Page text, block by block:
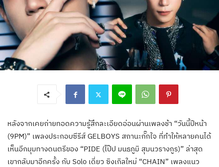
หลังจากเคยถ่ายทอดความรู้สึกละเอียดอ่อนผ่านเพลงช้า “วันนี้ปีหน้า
(9PM)” เพลงประกอบซีรีส์ GELBOYS สถานะกั๊กใจ ที่ทำให้หลายคนได้
เห็นอีกมุมทางดนตรีของ “PIDE (ไป๊ป มนธภูมิ สุมนวรางกูร)” ล่าสุด
เขากลับมาอีกครั้ง กับ Solo เดี่ยว ซิงเกิลใหม่ “CHAIN” เพลงแนว